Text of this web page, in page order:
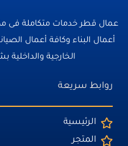
عمال قطر خدمات متكاملة
أعمال البناء وكافة أعمال
الخارجية والداخلية
روابط سريعة
الرئيسية
المتجر